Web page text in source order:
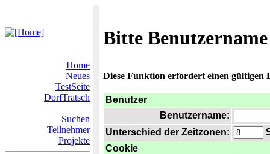
Bitte
Home
Neues
TestSeite
DorfTratsch
Suchen
Teilnehmer
Projekte
Diese Funktion erfordert einen gültigen
Benutzer
Benutzername:
Unterschied der Zeitzonen:
Cookie